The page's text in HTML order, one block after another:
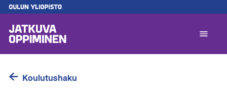
Hyppää
pääsisältöön
Koulutushaku